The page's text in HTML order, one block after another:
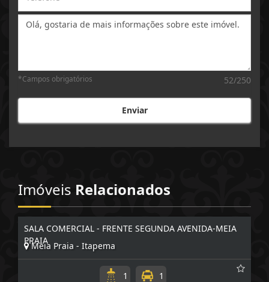
Mensagem:
52/250
*Campos obrigatórios
Enviar
Imóveis Relacionados
SALA COMERCIAL - FRENTE SEGUNDA AVENIDA-MEIA
PRAIA
Meia Praia - Itapema
1 1